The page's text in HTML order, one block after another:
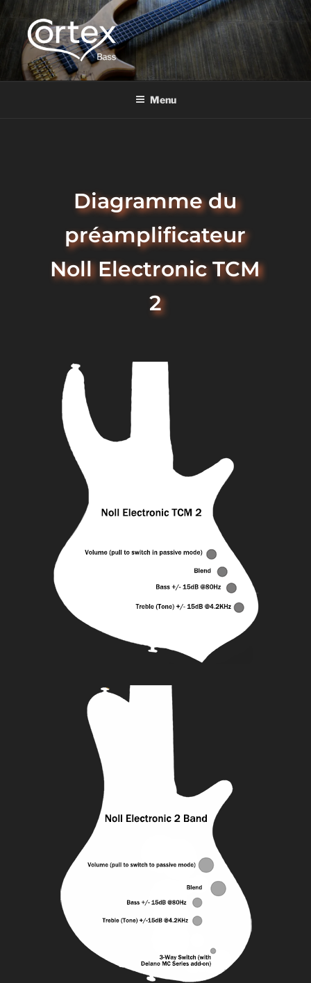
CORTEX BASS
Express your creative flow
Menu
Diagramme du
préamplificateur
Noll Electronic TCM
2